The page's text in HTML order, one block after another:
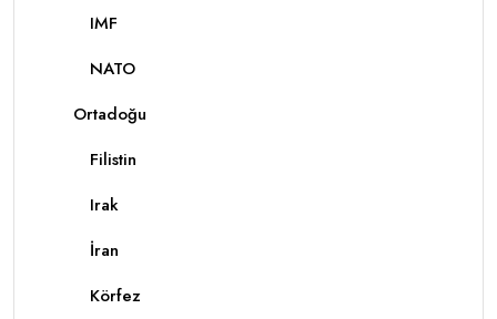
IMF
NATO
Ortadoğu
Filistin
Irak
İran
Körfez